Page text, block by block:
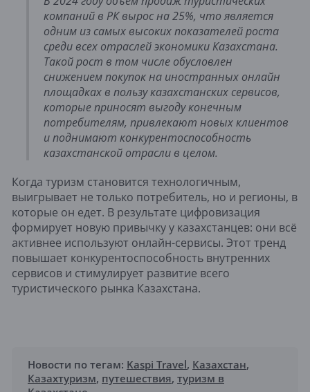
компаний в РК вырос на 25%, что является
одним из самых высоких показателей роста
среди всех отраслей экономики Казахстана.
Такой рост в том числе обусловлен
снижением покупок на иностранных онлайн
площадках в пользу казахстанских сервисов,
которые приносят выгоду конечным
потребителям, привлекают новых клиентов
и поднимают конкурентоспособность
казахстанской отрасли в целом.
Когда туризм становится технологичным,
выигрывает не только потребитель, но и регионы, в
которые он едет. В результате цифровизация
формирует новую привычку у казахстанцев: они всё
активнее используют онлайн-сервисы. Этот тренд
повышает конкурентоспособность внутренних
сервисов и стимулирует развитие всего
туристического рынка Казахстана.
Новости по тегам: Kaspi Travel, Казахстан,
Казахтуризм, путешествия, туризм в